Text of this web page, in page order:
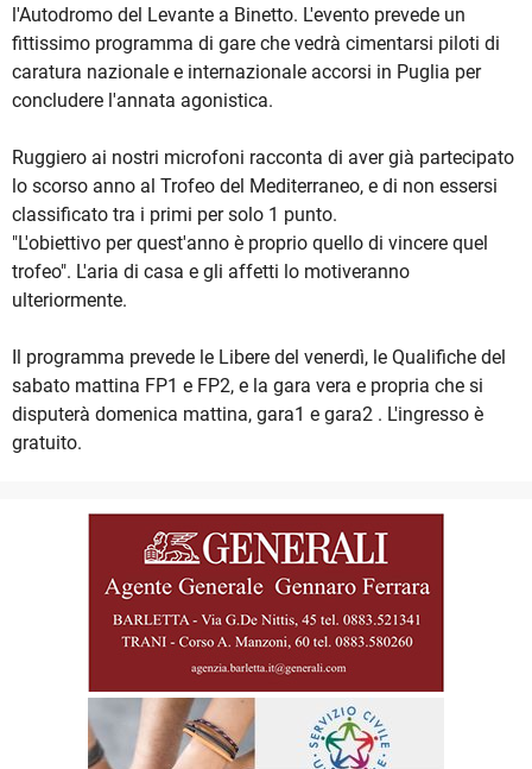
l'Autodromo del Levante a Binetto. L'evento prevede un
fittissimo programma di gare che vedrà cimentarsi piloti di
caratura nazionale e internazionale accorsi in Puglia per
concludere l'annata agonistica.
Ruggiero ai nostri microfoni racconta di aver già partecipato
lo scorso anno al Trofeo del Mediterraneo, e di non essersi
classificato tra i primi per solo 1 punto.
"L'obiettivo per quest'anno è proprio quello di vincere quel
trofeo". L'aria di casa e gli affetti lo motiveranno
ulteriormente.
Il programma prevede le Libere del venerdì, le Qualifiche del
sabato mattina FP1 e FP2, e la gara vera e propria che si
disputerà domenica mattina, gara1 e gara2 . L'ingresso è
gratuito.